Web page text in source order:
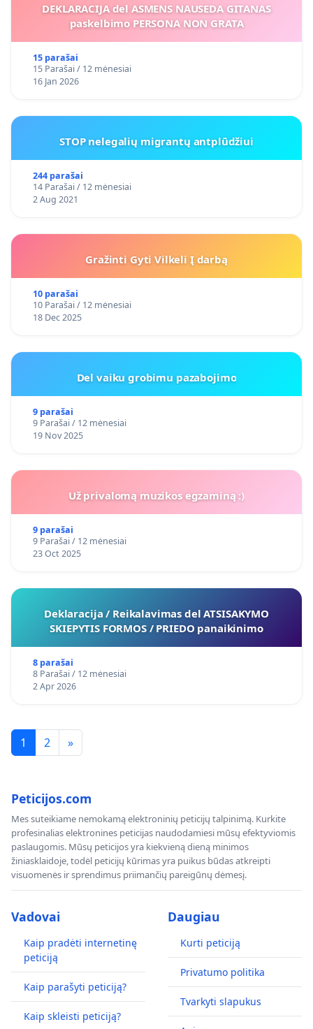
DEKLARACIJA del ASMENS NAUSEDA GITANAS
paskelbimo PERSONA NON GRATA
15 parašai
15 Parašai / 12 mėnesiai
16 Jan 2026
STOP nelegalių migrantų antplūdžiui
244 parašai
14 Parašai / 12 mėnesiai
2 Aug 2021
Gražinti Gyti Vilkeli Į darbą
10 parašai
10 Parašai / 12 mėnesiai
18 Dec 2025
Del vaiku grobimu pazabojimo
9 parašai
9 Parašai / 12 mėnesiai
19 Nov 2025
Už privalomą muzikos egzaminą :)
9 parašai
9 Parašai / 12 mėnesiai
23 Oct 2025
Deklaracija / Reikalavimas del ATSISAKYMO
SKIEPYTIS FORMOS / PRIEDO panaikinimo
8 parašai
8 Parašai / 12 mėnesiai
2 Apr 2026
1 2 »
Peticijos.com
Mes suteikiame nemokamą elektroninių peticijų talpinimą. Kurkite
profesinalias elektronines peticijas naudodamiesi mūsų efektyviomis
paslaugomis. Mūsų peticijos yra kiekvieną dieną minimos
žiniasklaidoje, todėl peticijų kūrimas yra puikus būdas atkreipti
visuomenės ir sprendimus priimančių pareigūnų dėmesį.
Vadovai
Kaip pradėti internetinę
peticiją
Kaip parašyti peticiją?
Kaip skleisti peticiją?
Daugiau
Kurti peticiją
Privatumo politika
Tvarkyti slapukus